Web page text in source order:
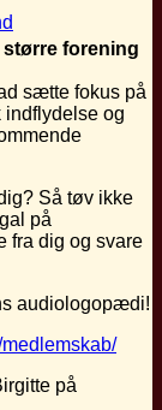
større forening
sætte fokus på
og
Så tøv ikke
på
fra dig og svare
audiologopædi!
på